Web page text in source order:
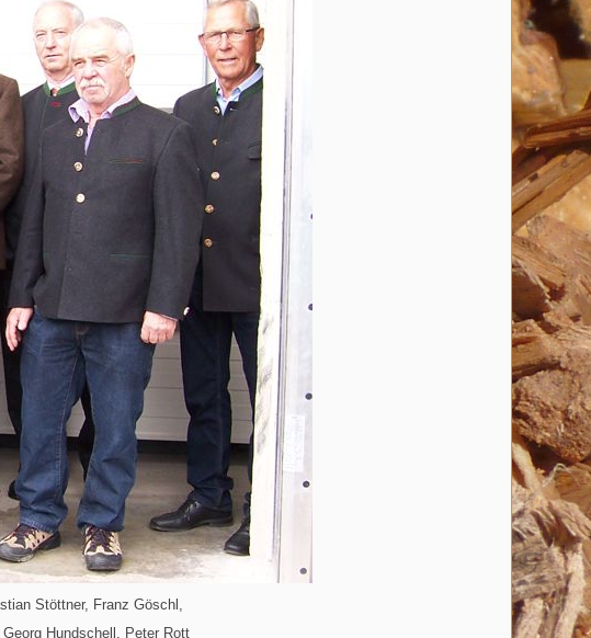
Stöttner, Franz Göschl,
Hundschell, Peter Rott